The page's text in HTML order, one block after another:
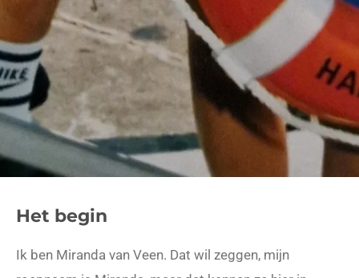
Het begin
Ik ben Miranda van Veen. Dat wil zeggen, mijn